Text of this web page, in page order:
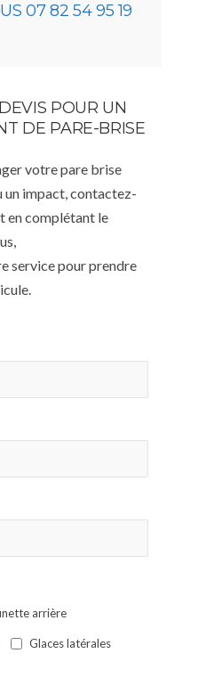
07 82 54 95 19
POUR UN
DE PARE-BRISE
votre pare brise
un impact, contactez-
en complétant le
service pour prendre
arrière
Glaces latérales